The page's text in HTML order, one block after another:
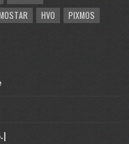
HVO
PIXMOS